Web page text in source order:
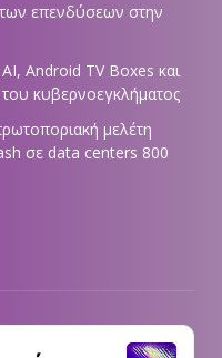
επενδύσεων στην
Android TV Boxes και
κυβερνοεγκλήματος
μελέτη
σε data centers 800